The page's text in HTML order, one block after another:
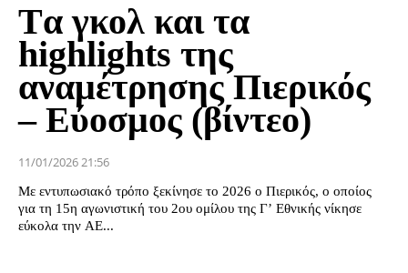
Tα γκολ και τα
highlights της
αναμέτρησης Πιερικός
– Εύοσμος (βίντεο)
11/01/2026 21:56
Με εντυπωσιακό τρόπο ξεκίνησε το 2026 ο Πιερικός, ο οποίος
για τη 15η αγωνιστική του 2ου ομίλου της Γ’ Εθνικής νίκησε
εύκολα την ΑΕ...